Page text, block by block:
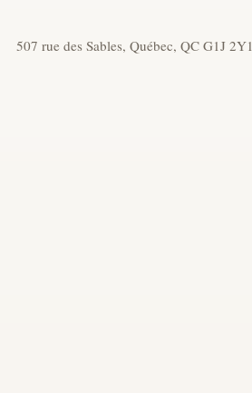
507 rue des Sables, Québec, QC G1J 2Y1